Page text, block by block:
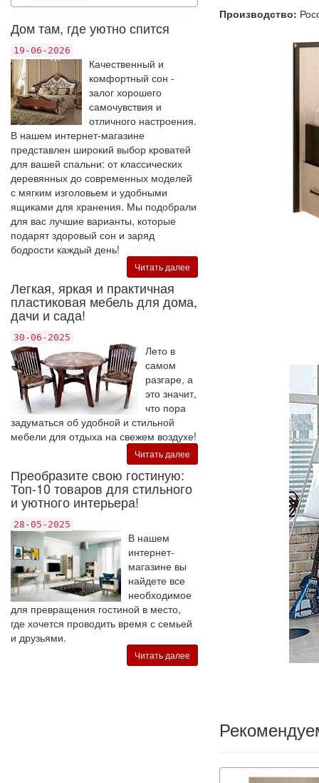
Дом там, где уютно спится
19-06-2026
Качественный и
комфортный сон -
залог хорошего
самочувствия и
отличного настроения.
В нашем интернет-магазине
представлен широкий выбор кроватей
для вашей спальни: от классических
деревянных до современных моделей
с мягким изголовьем и удобными
ящиками для хранения. Мы подобрали
для вас лучшие варианты, которые
подарят здоровый сон и заряд
бодрости каждый день!
Читать далее
Легкая, яркая и практичная
пластиковая мебель для дома,
дачи и сада!
30-06-2025
Лето в
самом
разгаре, а
это значит,
что пора
задуматься об удобной и стильной
мебели для отдыха на свежем воздухе!
Читать далее
Преобразите свою гостиную:
Топ-10 товаров для стильного
и уютного интерьера!
28-05-2025
В нашем
интернет-
магазине вы
найдете все
необходимое
для превращения гостиной в место,
где хочется проводить время с семьей
и друзьями.
Читать далее
Производство: